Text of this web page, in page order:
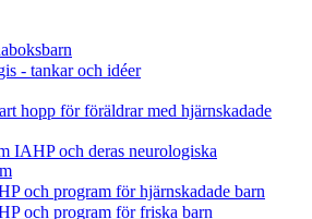
- tankar och idéer
hopp för föräldrar med hjärnskadade
och deras neurologiska
och program för hjärnskadade barn
och program för friska barn